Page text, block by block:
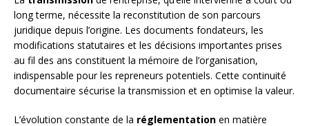
long terme, nécessite la reconstitution de son parcours
juridique depuis l’origine. Les documents fondateurs, les
modifications statutaires et les décisions importantes prises
au fil des ans constituent la mémoire de l’organisation,
indispensable pour les repreneurs potentiels. Cette continuité
documentaire sécurise la transmission et en optimise la valeur.
L’évolution constante de la réglementation en matière